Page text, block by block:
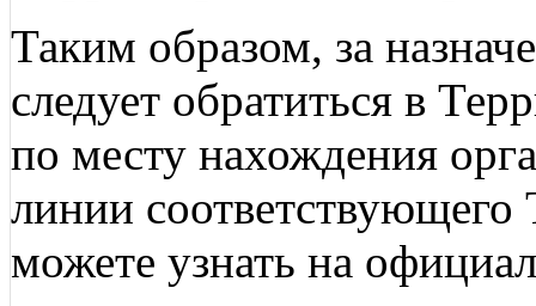
Таким образом, за
следует обратиться в
по месту нахождения
линии
можете узнать на